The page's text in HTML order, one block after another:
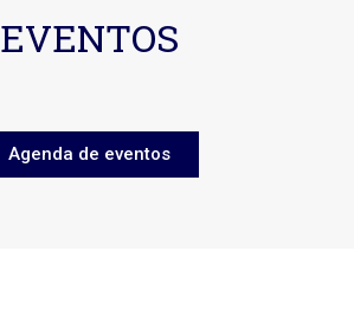
EVENTOS
Agenda de eventos